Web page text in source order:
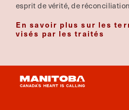
esprit de vérité, de
En savoir plus sur les
visés par les traités